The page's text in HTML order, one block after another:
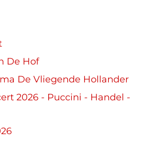
De Hof
De Vliegende Hollander
2026 - Puccini - Handel -